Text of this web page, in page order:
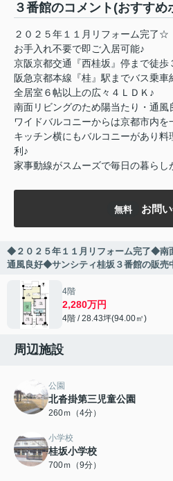
３番館のコメント(おすすめ
２０２５年１１月リフォーム完了☆
お手入れ不要で即ご入居可能♪
京阪京都交通『西桂坂』停まで徒歩
阪急京都本線『桂』駅までバス乗
全居室６帖以上の広々４ＬＤＫ♪
南面リビングのため陽当たり・通
ワイドバルコニーからは京都市内を
キッチン横にもバルコニーがあり
利♪
家事動線がスムーズで毎日の暮ら
無料 お問
◆２０２５年１１月リフォーム完了◆南
通風良好◆サンシティ桂坂３番館の販売
4階
2,280万円
4階 / 28.43坪(94.00㎡)
周辺施設
公園
北沓掛第三児童公園
260ｍ（4分）
小学校
桂坂小学校
700ｍ（9分）